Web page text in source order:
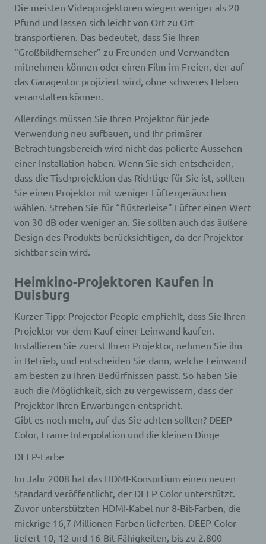
Die meisten Videoprojektoren wiegen weniger als 20
Pfund und lassen sich leicht von Ort zu Ort
transportieren. Das bedeutet, dass Sie Ihren
“Großbildfernseher” zu Freunden und Verwandten
mitnehmen können oder einen Film im Freien, der auf
das Garagentor projiziert wird, ohne schweres Heben
veranstalten können.
Allerdings müssen Sie Ihren Projektor für jede
Verwendung neu aufbauen, und Ihr primärer
Betrachtungsbereich wird nicht das polierte Aussehen
einer Installation haben. Wenn Sie sich entscheiden,
dass die Tischprojektion das Richtige für Sie ist, sollten
Sie einen Projektor mit weniger Lüftergeräuschen
wählen. Streben Sie für “flüsterleise” Lüfter einen Wert
von 30 dB oder weniger an. Sie sollten auch das äußere
Design des Produkts berücksichtigen, da der Projektor
sichtbar sein wird.
Heimkino-Projektoren Kaufen in
Duisburg
Kurzer Tipp: Projector People empfiehlt, dass Sie Ihren
Projektor vor dem Kauf einer Leinwand kaufen.
Installieren Sie zuerst Ihren Projektor, nehmen Sie ihn
in Betrieb, und entscheiden Sie dann, welche Leinwand
am besten zu Ihren Bedürfnissen passt. So haben Sie
auch die Möglichkeit, sich zu vergewissern, dass der
Projektor Ihren Erwartungen entspricht.
Gibt es noch mehr, auf das Sie achten sollten? DEEP
Color, Frame Interpolation und die kleinen Dinge
DEEP-Farbe
Im Jahr 2008 hat das HDMI-Konsortium einen neuen
Standard veröffentlicht, der DEEP Color unterstützt.
Zuvor unterstützten HDMI-Kabel nur 8-Bit-Farben, die
mickrige 16,7 Millionen Farben lieferten. DEEP Color
liefert 10, 12 und 16-Bit-Fähigkeiten, bis zu 2.800
LocalStorage und SessionStorage durch
entsprechende Einstellung in Ihrem Browser
verhindern.
Zahlreiche Internetseiten und Server verwenden
Cookies. Viele Cookies enthalten eine sogenannte
Cookie-ID. Eine Cookie-ID ist eine eindeutige
Kennung des Cookies. Sie besteht aus einer
Zeichenfolge, durch welche Internetseiten und
Server dem konkreten Internetbrowser zugeordnet
wurde. Dies ermöglicht es den besuchten
Internetseiten und Servern, den individuellen
Browser der betroffenen Person von anderen
Internetbrowsern, die andere Cookies enthalten,
zu unterscheiden. Ein bestimmter Internetbrowser
kann über die eindeutige Cookie-ID wiedererkannt
und identifiziert werden.
Durch den Einsatz von Cookies kann den Nutzern
dieser Internetseite nutzerfreundlichere Services
bereitstellen, die ohne die Cookie-Setzung nicht
möglich wären.
Mittels eines Cookies können die Informationen
des Benutzers optimiert werden. Cookies
ermöglichen uns, wie bereits erwähnt, die
Benutzer unserer Internetseite wiederzuerkennen.
Zweck dieser Wiedererkennung ist es, den
Nutzern die Verwendung unserer Internetseite zu
erleichtern. Der Benutzer einer Internetseite, die
Cookies verwendet, muss beispielsweise nicht bei
jedem Besuch der Internetseite erneut seine
Zugangsdaten eingeben, weil dies von der
Internetseite und dem auf dem Computersystem
des Benutzers abgelegten Cookie übernommen
wird. Ein weiteres Beispiel ist das Cookie eines
Warenkorbes im Online-Shop. Der Online-Shop
merkt sich die Artikel, die ein Kunde in den
virtuellen Warenkorb gelegt hat, über ein Cookie.
Die betroffene Person kann die Setzung von
mittels einer entsprechenden Einstellung des
genutzten Internetbrowsers verhindern und damit
der Setzung von Cookies dauerhaft
widersprechen. Ferner können bereits gesetzte
Cookies jederzeit über einen Internetbrowser oder
andere Softwareprogramme gelöscht werden. Dies